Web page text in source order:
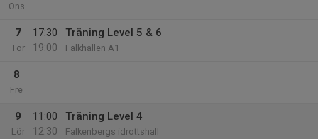
Ons
7
Tor
17:30
19:00
Träning Level 5 & 6
Falkhallen A1
8
Fre
9
Lör
11:00
12:30
Träning Level 4
Falkenbergs idrottshall